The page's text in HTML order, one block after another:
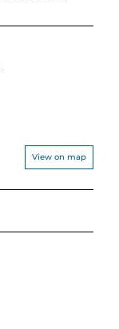
View on map